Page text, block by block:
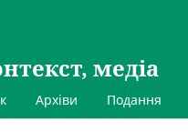
медіа
Архіви Подання